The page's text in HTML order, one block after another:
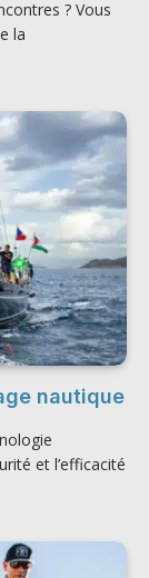
? Vous
la
nautique
et l’efficacité